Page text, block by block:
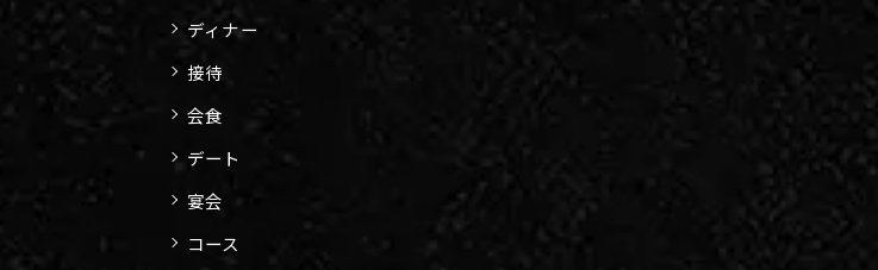
ディナー
接待
会食
デート
宴会
コース
お問い合わせはこちら